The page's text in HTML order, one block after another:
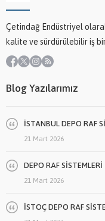
Çetindağ Endüstriyel
kalite ve sürdürülebilir iş
Blog Yazılarımız
İSTANBUL DEPO RAF
21 Mart 2026
DEPO RAF SİSTEMLERİ
21 Mart 2026
İSTOÇ DEPO RAF